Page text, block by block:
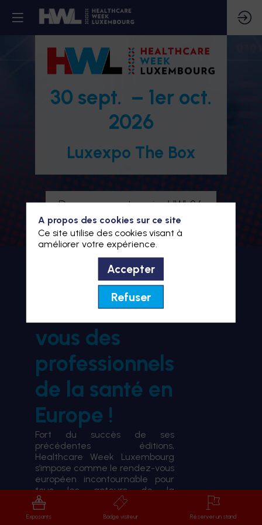
30 sept. – 1er oct.
2026
Luxexpo The Box
Devenez partenaire HWL26
Je m'inscris à HWL26
BIENVENUE À HWL26
le rendez-
vous des
professionnels
de la santé en
Europe !
Fort du succès de ses
précédentes éditions,
Healthcare Week Luxembourg
s’impose comme le rendez-vous
européen incontournable pour
tous les acteurs de la
transformation du système de
santé.
Exposants Badge visiteur Réserver un stand
A propos des cookies sur ce site
Ce site utilise des cookies visant à
améliorer votre expérience.
Accepter
Refuser